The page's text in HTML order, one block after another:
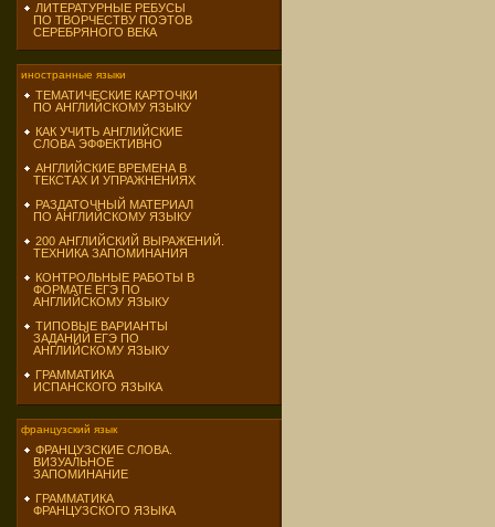
ЛИТЕРАТУРНЫЕ РЕБУСЫ
ПО ТВОРЧЕСТВУ ПОЭТОВ
СЕРЕБРЯНОГО ВЕКА
иностранные языки
ТЕМАТИЧЕСКИЕ КАРТОЧКИ
ПО АНГЛИЙСКОМУ ЯЗЫКУ
КАК УЧИТЬ АНГЛИЙСКИЕ
СЛОВА ЭФФЕКТИВНО
АНГЛИЙСКИЕ ВРЕМЕНА В
ТЕКСТАХ И УПРАЖНЕНИЯХ
РАЗДАТОЧНЫЙ МАТЕРИАЛ
ПО АНГЛИЙСКОМУ ЯЗЫКУ
200 АНГЛИЙСКИЙ ВЫРАЖЕНИЙ.
ТЕХНИКА ЗАПОМИНАНИЯ
КОНТРОЛЬНЫЕ РАБОТЫ В
ФОРМАТЕ ЕГЭ ПО
АНГЛИЙСКОМУ ЯЗЫКУ
ТИПОВЫЕ ВАРИАНТЫ
ЗАДАНИЙ ЕГЭ ПО
АНГЛИЙСКОМУ ЯЗЫКУ
ГРАММАТИКА
ИСПАНСКОГО ЯЗЫКА
французский язык
ФРАНЦУЗСКИЕ СЛОВА.
ВИЗУАЛЬНОЕ
ЗАПОМИНАНИЕ
ГРАММАТИКА
ФРАНЦУЗСКОГО ЯЗЫКА